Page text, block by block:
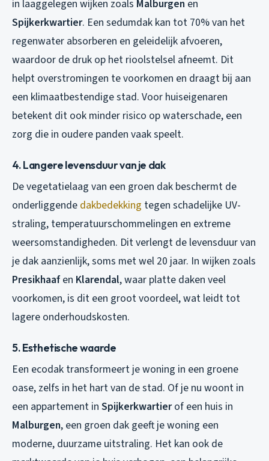
in laaggelegen wijken zoals Malburgen en
Spijkerkwartier. Een sedumdak kan tot 70% van het
regenwater absorberen en geleidelijk afvoeren,
waardoor de druk op het rioolstelsel afneemt. Dit
helpt overstromingen te voorkomen en draagt bij aan
een klimaatbestendige stad. Voor huiseigenaren
betekent dit ook minder risico op waterschade, een
zorg die in oudere panden vaak speelt.
4. Langere levensduur van je dak
De vegetatielaag van een groen dak beschermt de
onderliggende dakbedekking tegen schadelijke UV-
straling, temperatuurschommelingen en extreme
weersomstandigheden. Dit verlengt de levensduur van
je dak aanzienlijk, soms met wel 20 jaar. In wijken zoals
Presikhaafen Klarendal, waar platte daken veel
voorkomen, is dit een groot voordeel, wat leidt tot
lagere onderhoudskosten.
5. Esthetische waarde
Een ecodak transformeert je woning in een groene
oase, zelfs in het hart van de stad. Of je nu woont in
een appartement in Spijkerkwartierof een huis in
Malburgen, een groen dak geeft je woning een
moderne, duurzame uitstraling. Het kan ook de